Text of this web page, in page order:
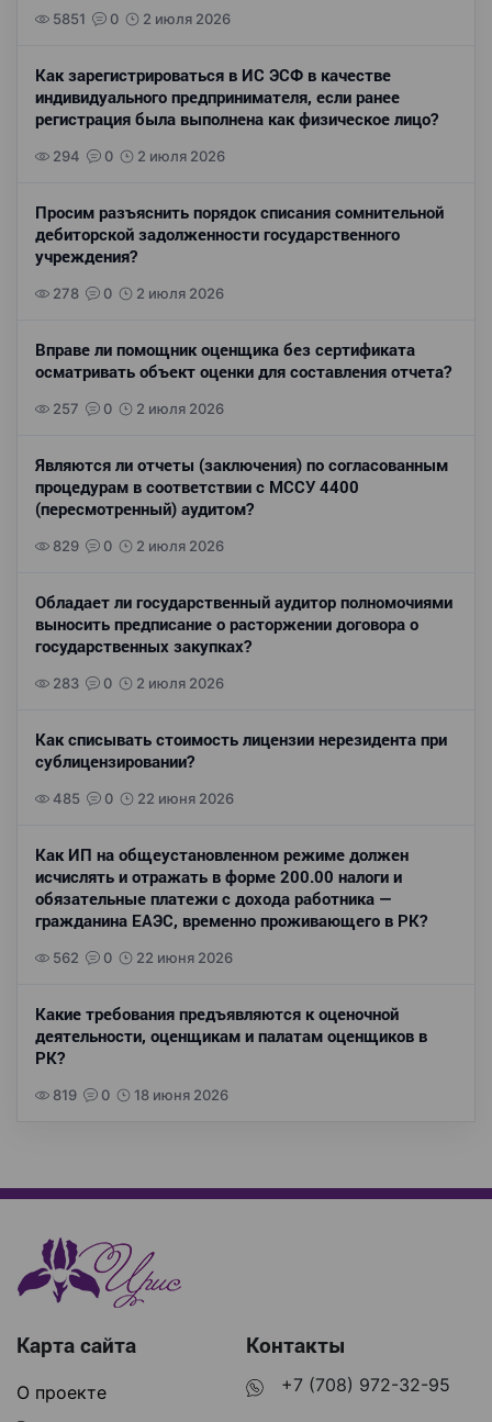
5851 0 2 июля 2026
Как зарегистрироваться в ИС ЭСФ в качестве
индивидуального предпринимателя, если ранее
регистрация была выполнена как физическое лицо?
294 0 2 июля 2026
Просим разъяснить порядок списания сомнительной
дебиторской задолженности государственного
учреждения?
278 0 2 июля 2026
Вправе ли помощник оценщика без сертификата
осматривать объект оценки для составления отчета?
257 0 2 июля 2026
Являются ли отчеты (заключения) по согласованным
процедурам в соответствии с МССУ 4400
(пересмотренный) аудитом?
829 0 2 июля 2026
Обладает ли государственный аудитор полномочиями
выносить предписание о расторжении договора о
государственных закупках?
283 0 2 июля 2026
Как списывать стоимость лицензии нерезидента при
сублицензировании?
485 0 22 июня 2026
Как ИП на общеустановленном режиме должен
исчислять и отражать в форме 200.00 налоги и
обязательные платежи с дохода работника —
гражданина ЕАЭС, временно проживающего в РК?
562 0 22 июня 2026
Какие требования предъявляются к оценочной
деятельности, оценщикам и палатам оценщиков в
РК?
819 0 18 июня 2026
Карта сайта
О проекте
Контакты
+7 (708) 972-32-95